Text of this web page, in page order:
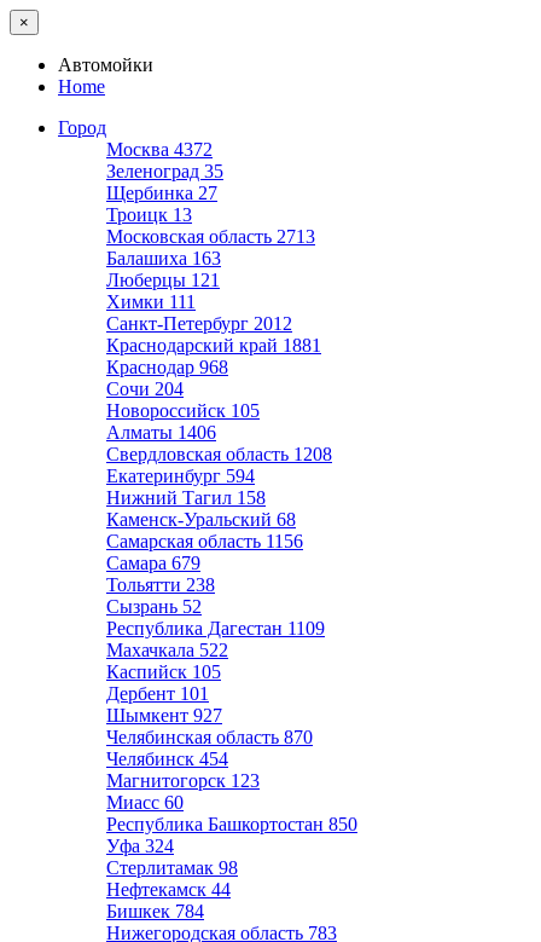
×
Автомойки
Home
Город
Москва 4372
Зеленоград 35
Щербинка 27
Троицк 13
Московская область 2713
Балашиха 163
Люберцы 121
Химки 111
Санкт-Петербург 2012
Краснодарский край 1881
Краснодар 968
Сочи 204
Новороссийск 105
Алматы 1406
Свердловская область 1208
Екатеринбург 594
Нижний Тагил 158
Каменск-Уральский 68
Самарская область 1156
Самара 679
Тольятти 238
Сызрань 52
Республика Дагестан 1109
Махачкала 522
Каспийск 105
Дербент 101
Шымкент 927
Челябинская область 870
Челябинск 454
Магнитогорск 123
Миасс 60
Республика Башкортостан 850
Уфа 324
Стерлитамак 98
Нефтекамск 44
Бишкек 784
Нижегородская область 783